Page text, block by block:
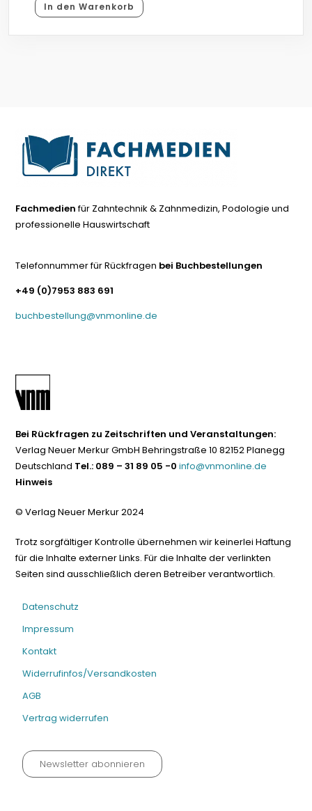
In den Warenkorb
Fachmedienfür Zahntechnik & Zahnmedizin, Podologie und
professionelle Hauswirtschaft
Telefonnummer für Rückfragen bei Buchbestellungen
+49 (0)7953 883 691
buchbestellung@vnmonline.de
Bei Rückfragen zu Zeitschriften und Veranstaltungen:
Verlag Neuer Merkur GmbH Behringstraße 10 82152 Planegg
Deutschland Tel.: 089 – 31 89 05 -0 info@vnmonline.de
Hinweis
© Verlag Neuer Merkur 2024
Trotz sorgfältiger Kontrolle übernehmen wir keinerlei Haftung
für die Inhalte externer Links. Für die Inhalte der verlinkten
Seiten sind ausschließlich deren Betreiber verantwortlich.
Datenschutz
Impressum
Kontakt
Widerrufinfos/Versandkosten
AGB
Vertrag widerrufen
Newsletter abonnieren